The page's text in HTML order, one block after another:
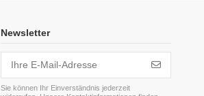
Newsletter
Sie können Ihr Einverständnis jederzeit